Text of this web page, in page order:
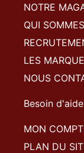
NOTRE
QUI
LES
NOUS
Besoin
MON
PLAN DU